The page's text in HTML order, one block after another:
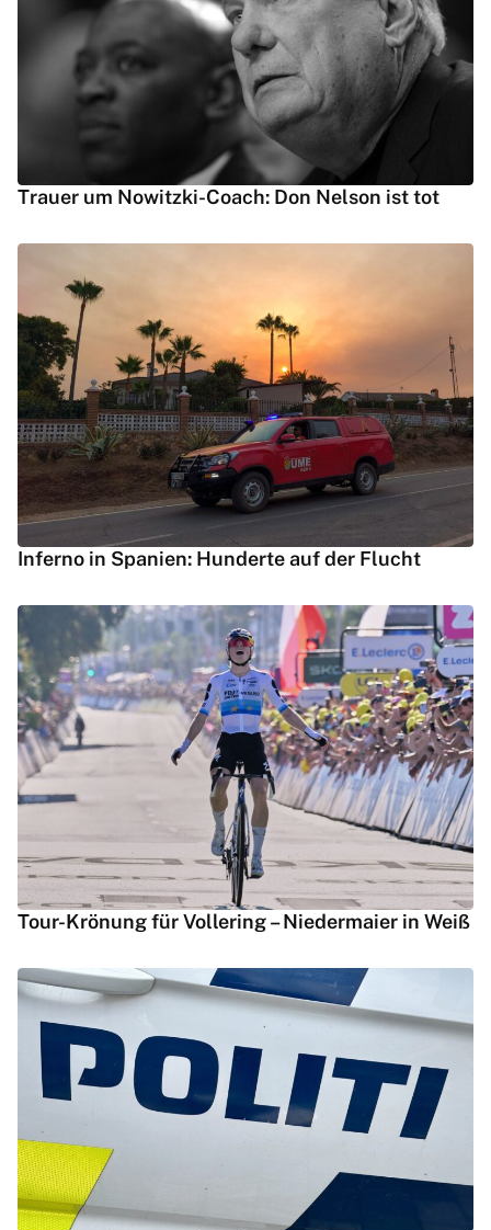
Trauer um Nowitzki-Coach: Don Nelson ist tot
Inferno in Spanien: Hunderte auf der Flucht
Tour-Krönung für Vollering – Niedermaier in Weiß